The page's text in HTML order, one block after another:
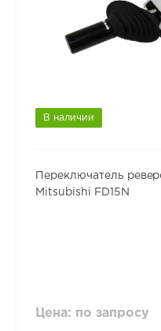
В наличии
Переключатель
Mitsubishi FD15N
Цена: по запросу